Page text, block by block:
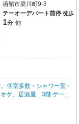
函館市梁川町9-3
テーオーデパート前停 徒歩
1分 他
個室多数・シャワー室・
ケ、居酒屋 3階:ゲー
ミューズメントビルで
件取扱数の函館店0138-4